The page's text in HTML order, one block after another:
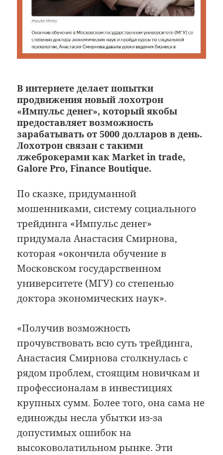
В интернете делает попытки
продвижения новый лохотрон
«Импульс денег», который якобы
предоставляет возможность
зарабатывать от 5000 долларов в день.
Лохотрон связан с такими
лжеброкерами как Market in trade,
Galore Pro, Finance Boutique.
По сказке, придуманной
мошенниками, систему социального
трейдинга «Импульс денег»
придумала Анастасия Смирнова,
которая «окончила обучение в
Московском государственном
университете (МГУ) со степенью
доктора экономических наук».
«Получив возможность
прочувствовать всю суть трейдинга,
Анастасия Смирнова столкнулась с
рядом проблем, стоящим новичкам и
профессионалам в инвестициях
крупных сумм. Более того, она сама не
единожды несла убытки из-за
допустимых ошибок на
высоковолатильном рынке. Эти